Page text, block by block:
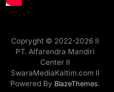
Copryght © 2022-2026 II
PT. Alfarendra Mandiri
Center II
SwaraMediaKaltim.com II
Powered By BlazeThemes.